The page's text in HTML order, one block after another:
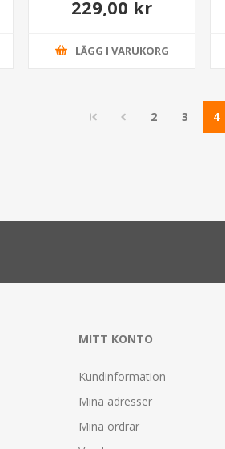
229,00 kr
LÄGG I VARUKORG
2 3 4
MITT KONTO
Kundinformation
Mina adresser
Mina ordrar